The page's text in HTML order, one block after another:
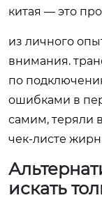
китая — это
из личного
внимания.
по
ошибками в
самим, теряли
чек-листе
искать